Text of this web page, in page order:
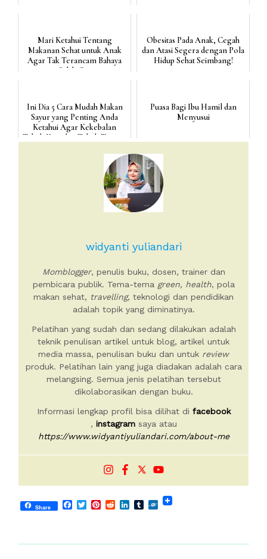
Mari Ketahui Tentang
Makanan Sehat untuk Anak
Agar Tak Terancam Bahaya
Salah Gizi
Obesitas Pada Anak, Cegah
dan Atasi Segera dengan Pola
Hidup Sehat Seimbang!
Ini Dia 5 Cara Mudah Makan
Sayur yang Penting Anda
Ketahui Agar Kekebalan
Tubuh Kuat dan Tubuh Tetap...
Puasa Bagi Ibu Hamil dan
Menyusui
widyanti yuliandari
Momblogger, penulis buku, dosen, trainer dan
pembicara publik. Tema-tema green, health, pola
makan sehat, travelling, teknologi dan pendidikan
adalah topik yang diminatinya.
Pelatihan yang sudah dan sedang dilakukan adalah
teknik penulisan artikel untuk blog, artikel untuk
media massa, penulisan buku dan untuk review
produk. Pelatihan lain yang juga diadakan adalah cara
melangsing. Semua jenis pelatihan tersebut
dikolaborasikan dengan buku.
Informasi lengkap profil bisa dilihat di facebook
, instagramsaya atau
https://www.widyantiyuliandari.com/about-me
Share Facebook
TwitterPinterest
RedditLinkedIn
Tumblr
Folkd